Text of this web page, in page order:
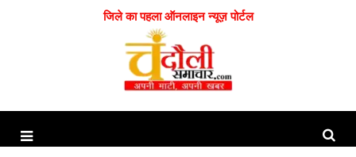
जिले का पहला ऑनलाइन न्यूज़ पोर्टल